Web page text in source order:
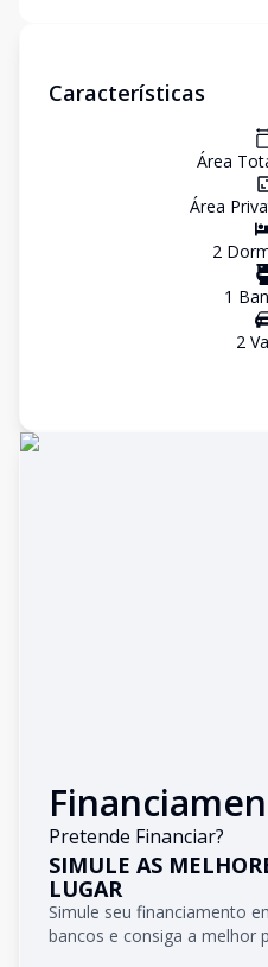
Características
Área
Área
2
1
2
Pretende Financiar?
SIMULE AS
LUGAR
Simule seu financiamento
bancos e consiga a melhor